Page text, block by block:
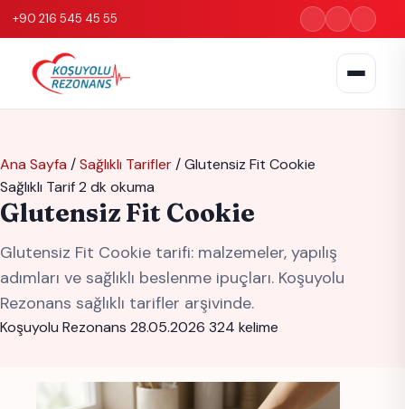
+90 216 545 45 55
Ana Sayfa /Sağlıklı Tarifler/Glutensiz Fit Cookie
Sağlıklı Tarif2 dk okuma
Glutensiz Fit Cookie
Glutensiz Fit Cookie tarifi: malzemeler, yapılış
adımları ve sağlıklı beslenme ipuçları. Koşuyolu
Rezonans sağlıklı tarifler arşivinde.
Koşuyolu Rezonans 28.05.2026 324 kelime